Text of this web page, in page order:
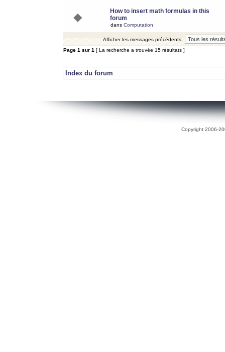
How to insert math formulas in this
forum
dans Computation
Afficher les messages précédents:
Page 1 sur 1 [ La recherche a trouvée 15 résultats ]
Index du forum
Copyright 2006-